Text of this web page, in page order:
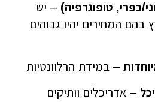
כפרי, טופוגרפיה) – יש
בהם המחירים יהיו גבוהים
– במידת הרלוונטיות
– אדריכלים וותיקים